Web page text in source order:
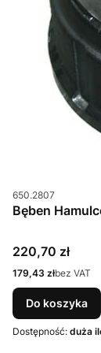
Kod produktu
650.2807
Bęben
Cena
220,70 zł
Cena
179,43 złbez VAT
Do koszyka
Dostępność: duża